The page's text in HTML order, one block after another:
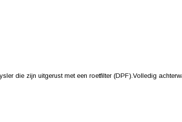
die zijn uitgerust met een roetfilter (DPF).Volledig